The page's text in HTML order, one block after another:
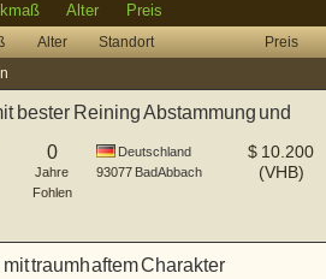
Alter Preis
Alter Standort
Preis
bester Reining Abstammung und
0
Jahre
Fohlen
Deutschland
93077 Bad Abbach
$ 10.200
(VHB)
traumhaftem Charakter